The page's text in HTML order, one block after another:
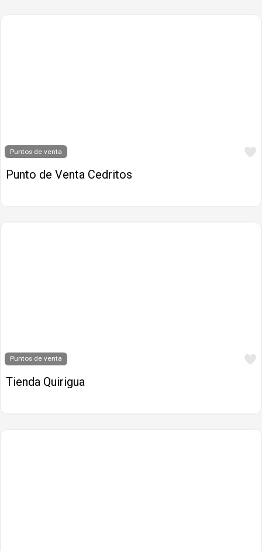
Puntos de venta
Punto de Venta Cedritos
Puntos de venta
Tienda Quirigua